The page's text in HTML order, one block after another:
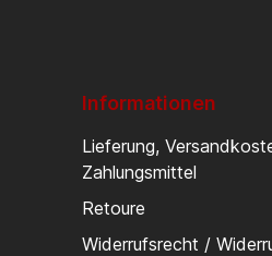
Informationen
Lieferung,
Zahlungsmittel
Retoure
Widerrufsrecht /